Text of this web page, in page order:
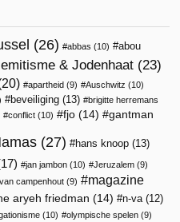
(26) abbas (10)
abou
& Jodenhaat (23)
apartheid (9) Auschwitz (10)
beveiliging (13)
brigitte herremans
conflict (10) fjo (14) gantman
(27) hans knoop (13)
jan jambon (10) Jeruzalem (9)
campenhout (9)
magazine
aryeh friedman (14) n-va (12)
(10) olympische spelen (9)